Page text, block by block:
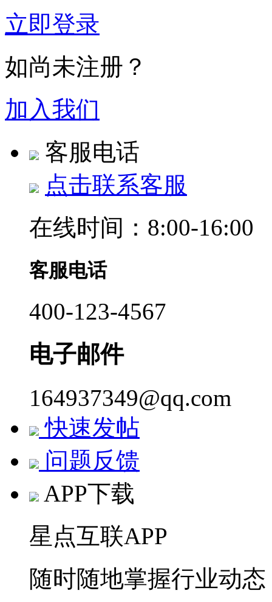
立即登录
如尚未注册？
加入我们
客服电话
点击联系客服
在线时间：8:00-16:00
客服电话
400-123-4567
电子邮件
164937349@qq.com
快速发帖
问题反馈
APP下载
星点互联APP
随时随地掌握行业动态